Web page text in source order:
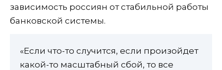
зависимость россиян от стабильной работы
банковской системы.
«Если что-то случится, если произойдет
какой-то масштабный сбой, то все